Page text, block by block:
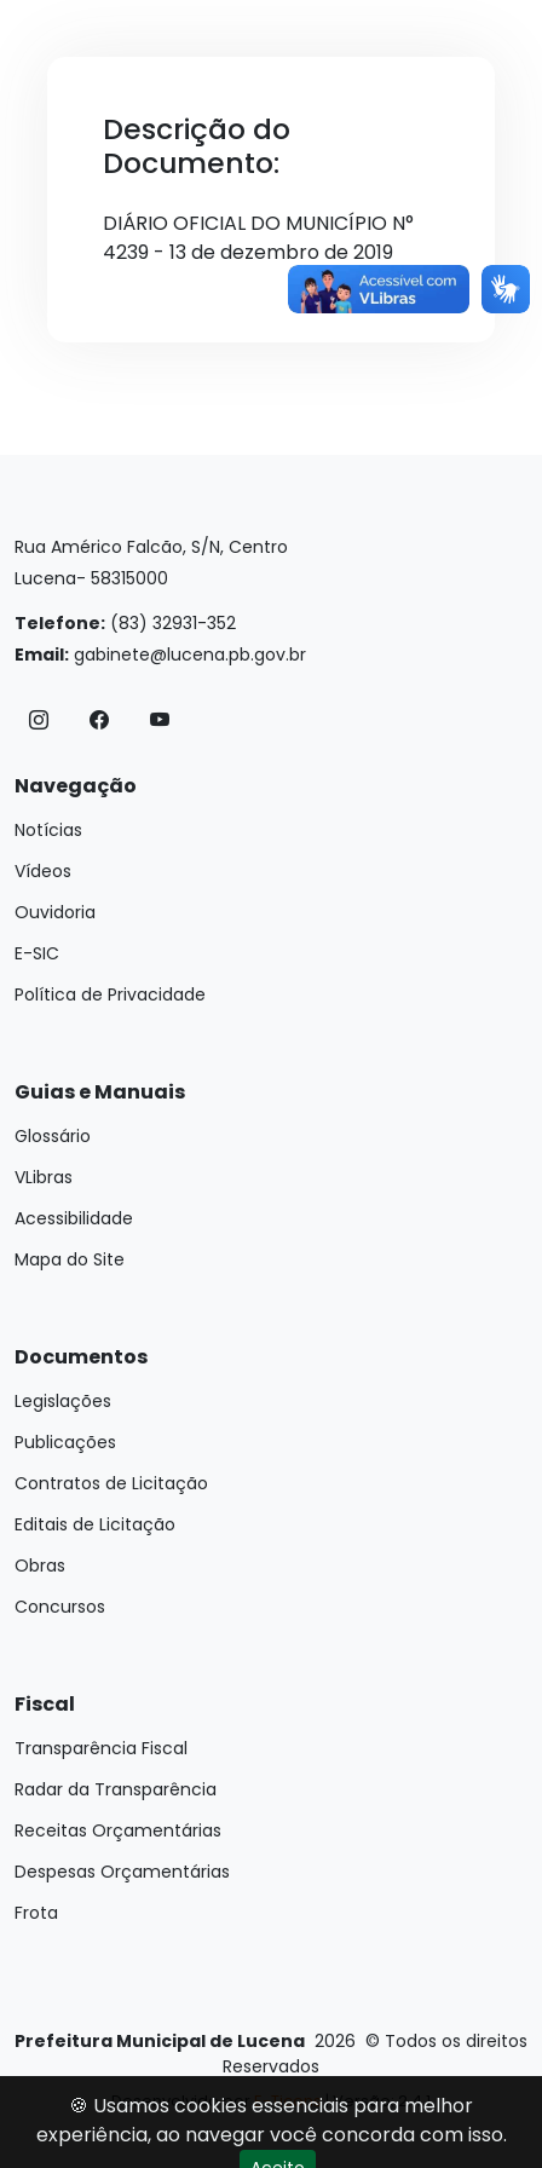
Descrição do
Documento:
DIÁRIO OFICIAL DO MUNICÍPIO N°
4239 - 13 de dezembro de 2019
Rua Américo Falcão, S/N, Centro
Lucena- 58315000
Telefone: (83) 32931-352
Email: gabinete@lucena.pb.gov.br
Navegação
Notícias
Vídeos
Ouvidoria
E-SIC
Política de Privacidade
Guias e Manuais
Glossário
VLibras
Acessibilidade
Mapa do Site
Documentos
Legislações
Publicações
Contratos de Licitação
Editais de Licitação
Obras
Concursos
Fiscal
Transparência Fiscal
Radar da Transparência
Receitas Orçamentárias
Despesas Orçamentárias
Frota
Prefeitura Municipal de Lucena 2026 © Todos os direitos
Reservados
Desenvolvido porE-Ticons| Versão: 2.4.1
🍪 Usamos cookies essenciais para melhor
experiência, ao navegar você concorda com isso.